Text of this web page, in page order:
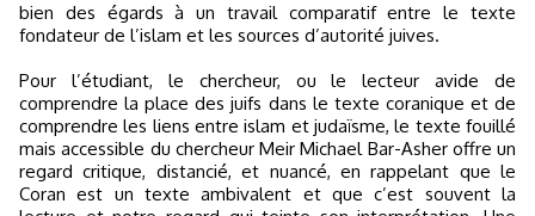
bien des égards à un travail comparatif entre le texte
fondateur de l’islam et les sources d’autorité juives.
Pour l’étudiant, le chercheur, ou le lecteur avide de
comprendre la place des juifs dans le texte coranique et de
comprendre les liens entre islam et judaïsme, le texte fouillé
mais accessible du chercheur Meir Michael Bar-Asher offre un
regard critique, distancié, et nuancé, en rappelant que le
Coran est un texte ambivalent et que c’est souvent la